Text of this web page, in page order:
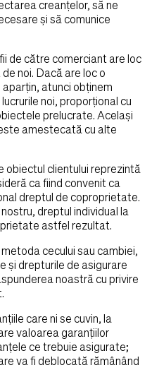
creanţelor, să ne
şi să comunice
de către comerciant are loc
noi. Dacă are loc o
atunci obţinem
noi, proporţional cu
prelucrate. Acelaşi
amestecată cu alte
obiectul clientului reprezintă
ca fiind convenit ca
dreptul de coproprietate.
dreptul individual la
astfel rezultat.
cecului sau cambiei,
şi drepturile de asigurare
noastră cu privire
care ni se cuvin, la
valoarea garanţiilor
ce trebuie asigurate;
va fi deblocată rămânând